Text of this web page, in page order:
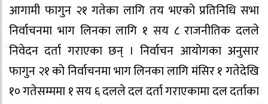
आगामी फागुन २१ गतेका लागि तय भएको प्रतिनिधि सभा
निर्वाचनमा भाग लिनका लागि १ सय ८ राजनीतिक दलले
निवेदन दर्ता गराएका छन् । निर्वाचन आयोगका अनुसार
फागुन २१ को निर्वाचनमा भाग लिनका लागि मंसिर १ गतेदेखि
१० गतेसम्ममा १ सय ६ दलले दल दर्ता गराएकामा दल दर्ताका